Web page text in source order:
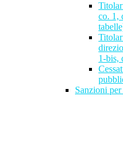
co. 1,
1-bis,
Sanzioni